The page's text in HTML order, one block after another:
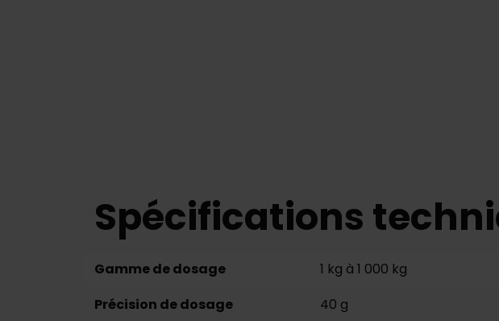
Spécifications
Gamme de dosage
1 kg à 1 000 kg
Précision de dosage
40 g